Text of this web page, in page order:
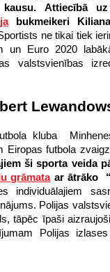
Attiecībā
bukmeikeri
ne tikai tiek
un Euro 2020
valstsvienības
kluba
Eiropas futbola
ši sporta veida
grāmataar ātrāko
individuālajiem
Polijas
tāpēc īpaši
Polijas